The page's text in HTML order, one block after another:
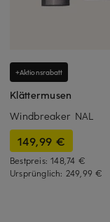
+Aktionsrabatt
Klättermusen
Windbreaker NAL
149,99 €
Bestpreis:148,74 €
Ursprünglich: 249,99 €